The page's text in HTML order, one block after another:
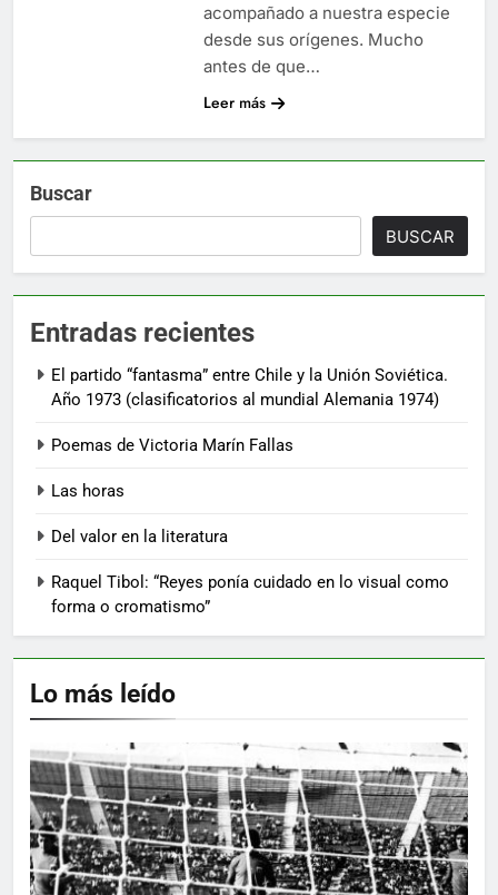
acompañado a nuestra especie
desde sus orígenes. Mucho
antes de que…
Leer más
Buscar
BUSCAR
Entradas recientes
El partido “fantasma” entre Chile y la Unión Soviética.
Año 1973 (clasificatorios al mundial Alemania 1974)
Poemas de Victoria Marín Fallas
Las horas
Del valor en la literatura
Raquel Tibol: “Reyes ponía cuidado en lo visual como
forma o cromatismo”
Lo más leído